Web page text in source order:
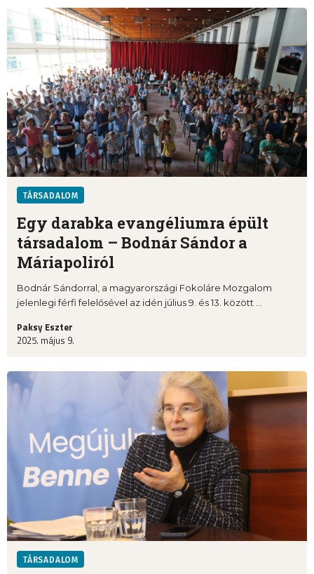
TÁRSADALOM
Egy darabka evangéliumra épült
társadalom – Bodnár Sándor a
Máriapoliról
Bodnár Sándorral, a magyarországi Fokoláre Mozgalom
jelenlegi férfi felelősével az idén július 9. és 13. között ...
Paksy Eszter
2025. május 9.
TÁRSADALOM